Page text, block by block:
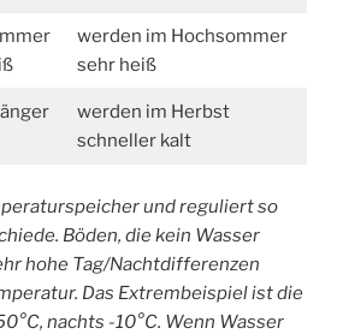
werden im Hochsommer
sehr heiß
werden im Herbst
schneller kalt
und reguliert so
Böden, die kein Wasser
hohe Tag/Nachtdifferenzen
Das Extrembeispiel ist die
nachts -10°C. Wenn Wasser